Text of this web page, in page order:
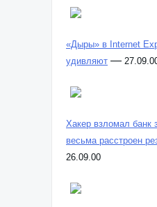
«Дыры» в Internet
удивляют —
Хакер взломал банк
весьма расстроен
26.09.00